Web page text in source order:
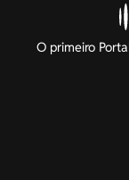
O primeiro